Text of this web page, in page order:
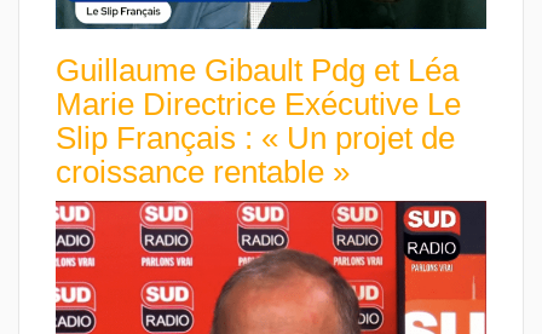
Guillaume Gibault Pdg et Léa
Marie Directrice Exécutive Le
Slip Français : « Un projet de
croissance rentable »